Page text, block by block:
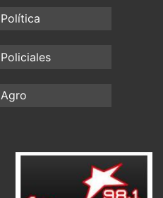
Política
Policiales
Agro